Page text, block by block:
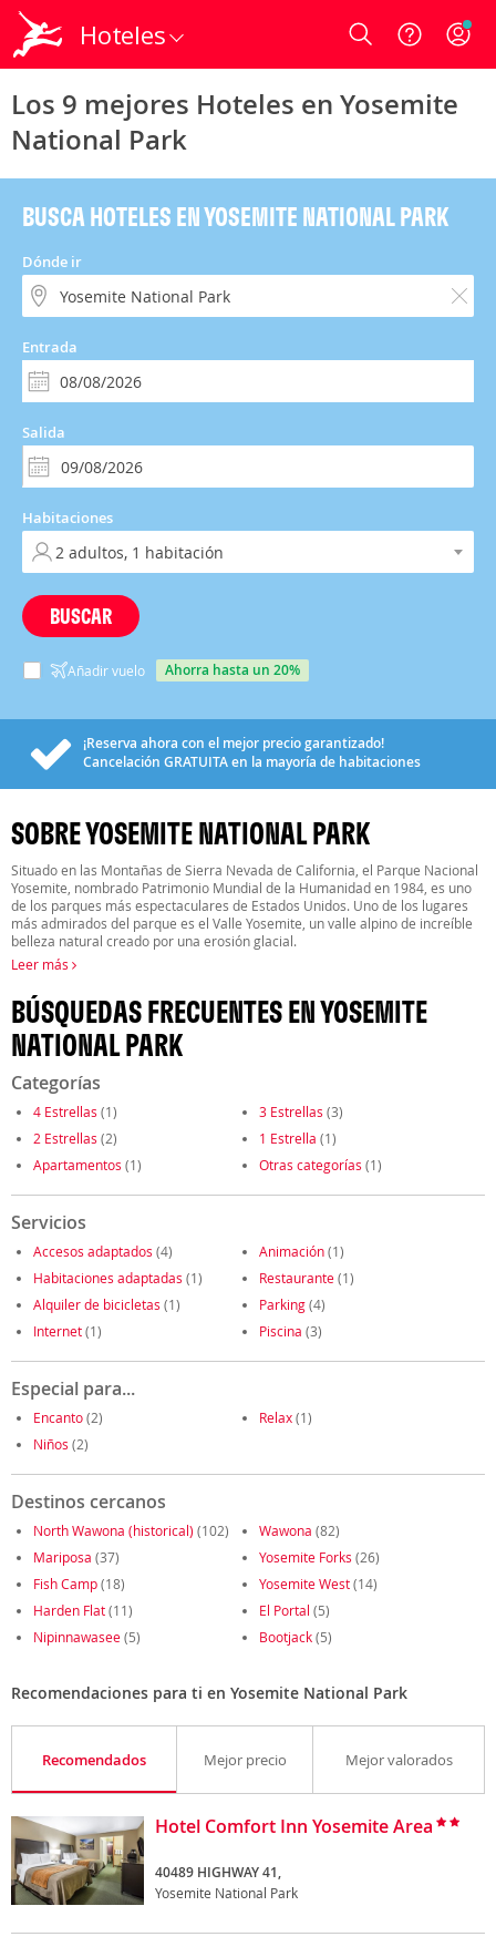
Hoteles Login
Los 9 mejores Hoteles en Yosemite
National Park
BUSCA HOTELES EN YOSEMITE NATIONAL PARK
Dónde ir
Entrada
Salida
Habitaciones
BUSCAR
Añadir vuelo ahorra hasta un 20%
¡Reserva ahora con el mejor precio garantizado!
Cancelación GRATUITAen la mayoría de habitaciones
SOBRE YOSEMITE NATIONAL PARK
Situado en las Montañas de Sierra Nevada de California, el Parque Nacional
Yosemite, nombrado Patrimonio Mundial de la Humanidad en 1984, es uno
de los parques más espectaculares de Estados Unidos. Uno de los lugares
más admirados del parque es el Valle Yosemite, un valle alpino de increíble
belleza natural creado por una erosión glacial.
Leer más
BÚSQUEDAS FRECUENTES EN YOSEMITE
NATIONAL PARK
Categorías
4 Estrellas (1) 3 Estrellas (3)
2 Estrellas (2) 1 Estrella (1)
Apartamentos (1) Otras categorías (1)
Servicios
Accesos adaptados (4) Animación(1)
Habitaciones adaptadas (1) Restaurante(1)
Alquiler de bicicletas (1) Parking(4)
Internet(1) Piscina (3)
Especial para...
Encanto(2) Relax(1)
Niños (2)
Destinos cercanos
North Wawona (historical) (102) Wawona (82)
Mariposa (37) Yosemite Forks (26)
Fish Camp(18) Yosemite West(14)
Harden Flat(11) El Portal (5)
Nipinnawasee(5) Bootjack(5)
Recomendaciones para ti en Yosemite National Park
Recomendados Mejor precio Mejor valorados
Hotel Comfort Inn Yosemite Area
40489 HIGHWAY 41,
Yosemite National Park